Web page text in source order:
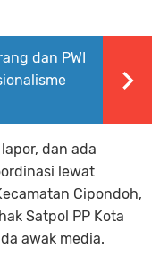
dan PWI
dan ada
lewat
Cipondoh,
Satpol PP Kota
awak media.